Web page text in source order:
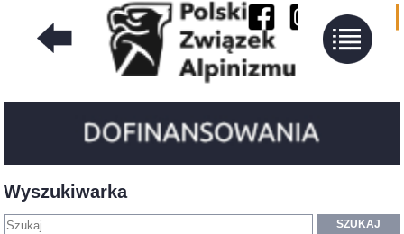
Wyszukiwarka
SZUKAJ